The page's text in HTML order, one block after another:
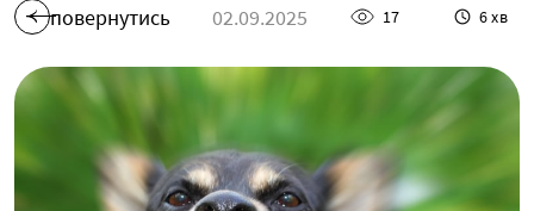
повернутись 02.09.2025 17 6 хв